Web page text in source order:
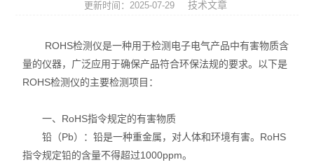
ROHS分析仪
卤素检测仪
环保检测仪
液相色谱仪
更新时间：2025-07-29 技术文章
ROHS检测仪是一种用于检测电子电气产品中有害物质含
量的仪器，广泛应用于确保产品符合环保法规的要求。以下是
ROHS检测仪的主要检测项目：
一、RoHS指令规定的有害物质
铅（Pb）：铅是一种重金属，对人体和环境有害。RoHS
指令规定铅的含量不得超过1000ppm。